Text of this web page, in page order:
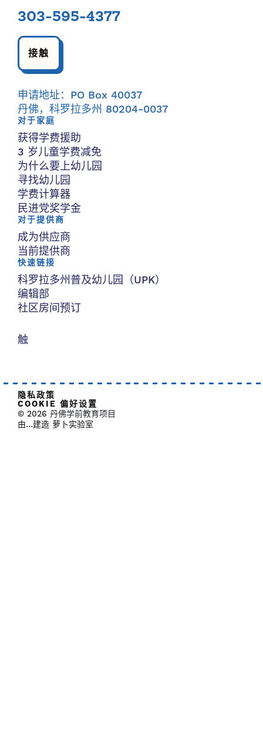
303-595-4377
接触
申请地址：PO Box 40037
丹佛，科罗拉多州 80204-0037
对于家庭
获得学费援助
3 岁儿童学费减免
为什么要上幼儿园
寻找幼儿园
学费计算器
民进党奖学金
对于提供商
成为供应商
当前提供商
快速链接
科罗拉多州普及幼儿园（UPK）
编辑部
社区房间预订
触
隐私政策
COOKIE 偏好设置
© 2026 丹佛学前教育项目
由…建造 萝卜实验室